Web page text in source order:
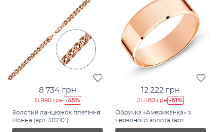
8 734 грн
15 990 грн -45%
Золотий ланцюжок плетіння
Нонна (арт. 302101)
12 222 грн
31 460 грн -61%
Обручка «Американка» з
червоного золота (арт.
238039)